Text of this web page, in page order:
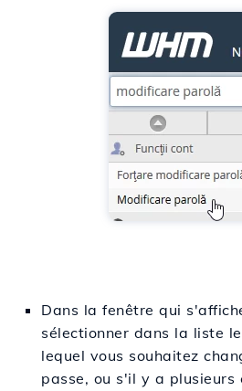
Dans la fenêtre qui
sélectionner dans la liste
lequel vous souhaitez
passe, ou s'il y a plusieurs